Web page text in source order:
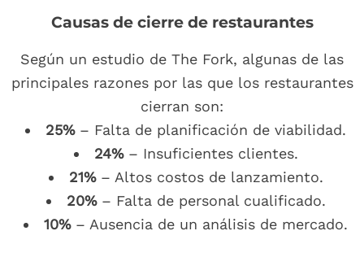
Causas de cierre de restaurantes
Según un estudio de The Fork, algunas de las
principales razones por las que los restaurantes
cierran son:
25%– Falta de planificación de viabilidad.
24%– Insuficientes clientes.
21%– Altos costos de lanzamiento.
20%– Falta de personal cualificado.
10%– Ausencia de un análisis de mercado.